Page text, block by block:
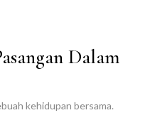
Dalam
kehidupan bersama.